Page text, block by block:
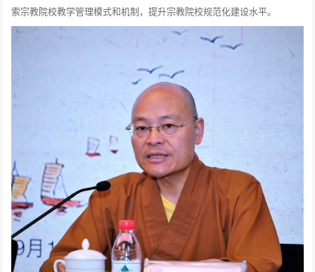
索宗教院校教学管理模式和机制，提升宗教院校规范化建设水平。